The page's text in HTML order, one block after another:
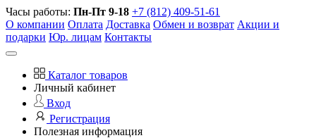
Часы работы: Пн-Пт 9-18 +7 (812) 409-51-61
О компании Оплата Доставка Обмен и возврат Акции и
подарки Юр. лицам Контакты
Каталог товаров
Личный кабинет
Вход
Регистрация
Полезная информация